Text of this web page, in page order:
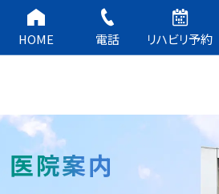
つかさ整形外科
HOME 電話 リハビリ予約
医院案内